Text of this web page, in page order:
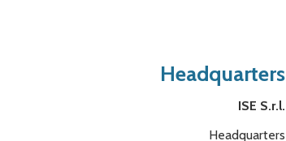
Headquarters
ISE S.r.l.
Headquarters